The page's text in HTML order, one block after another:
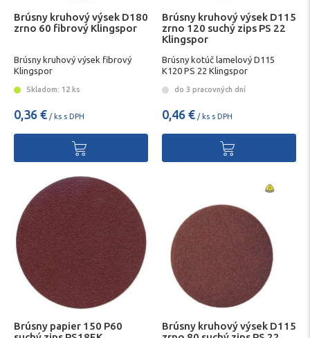
Brúsny kruhový výsek D180
zrno 60 fibrový Klingspor
Brúsny kruhový výsek fibrový
Klingspor
Skladom: 12 ks
0,36 € / ks s DPH
Brúsny kruhový výsek D115
zrno 120 suchý zips PS 22
Klingspor
Brúsny kotúč lamelový D115
K120 PS 22 Klingspor
do 3 pracovných dní
0,46 € / ks s DPH
Brúsny papier 150 P60
Brúsny kruhový výsek D115